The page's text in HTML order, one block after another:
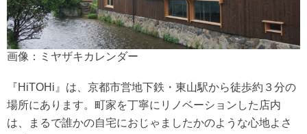
画像：ミヤザキカレンダー
『HiTOHi』は、京都市営地下鉄・東山駅から徒歩約３分の
場所にあります。町家を丁寧にリノベーションした店内
は、まるで誰かの自宅におじゃましたかのような心地よさ